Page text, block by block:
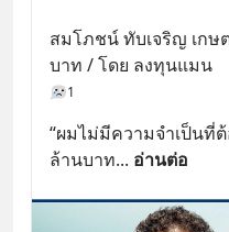
สมโภชน์ ทับเจริญ เกษ
บาท / โดย ลงทุนแมน
1
“ผมไม่มีความจำเป็นที่
ล้านบาท... อ่านต่อ